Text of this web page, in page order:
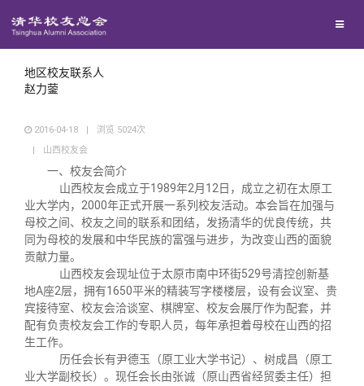
捐赠新闻
捐赠纪事
捐赠方法
义工计划
媒体平台
《清华校友通讯》
《水木清华》
我要订阅
新媒体平台
百年清华
清华人物
清华故事
青春风采
校友服务
终身学习
信息化服务
校友总会
总会简介
关闭
地区校友联系人
赵力蓥
2016-04-18 | 浏览 5024次
|
山西校友会
一、校友会简介
山西校友会成立于1989年2月12日，成立之初在太原工
业大学内，2000年正式开展一系列校友活动。本会旨在加强与
母校之间、校友之间的联系和团结，发扬清华的优良传统，共
同为母校的发展和中华民族的富强与进步，为改变山西的面貌
贡献力量。
山西校友会现址位于太原市南中环街529号清控创新基
地A座2层，拥有1650平米的精装写字楼楼层，设有会议室、贵
宾接待室、校友会洽谈室、棋牌室、校友会展厅作为配套，并
配有负责校友会工作的专职人员，每年承担着母校在山西的招
生工作。
历任会长有尹德玉（原工业大学书记）、树成昌（原工
业大学副校长）。现任会长由张诚（原山西省经贸委主任）担